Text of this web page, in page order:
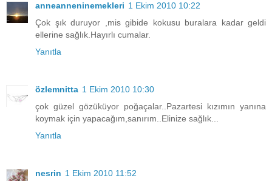
anneanneninemekleri 1 Ekim 2010 10:22
Çok şık duruyor ,mis gibide kokusu buralara kadar geldi
ellerine sağlık.Hayırlı cumalar.
Yanıtla
özlemnitta 1 Ekim 2010 10:30
çok güzel gözüküyor poğaçalar..Pazartesi kızımın yanına
koymak için yapacağım,sanırım..Elinize sağlık...
Yanıtla
nesrin 1 Ekim 2010 11:52